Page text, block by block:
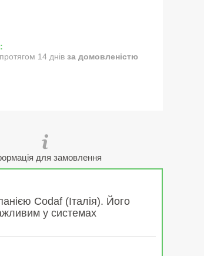
14 днів за домовленістю
для замовлення
Codaf (Італія). Його
у системах